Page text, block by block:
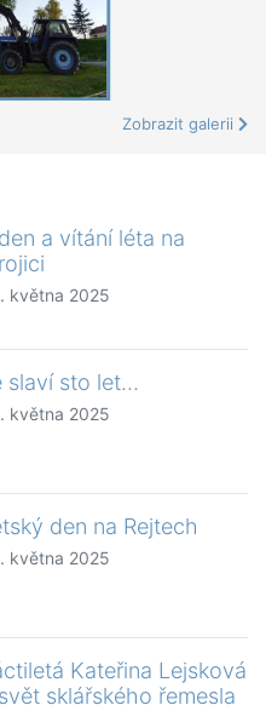
Zobrazit galerii
a vítání léta na
května 2025
slaví sto let…
května 2025
den na Rejtech
května 2025
Kateřina Lejsková
sklářského řemesla